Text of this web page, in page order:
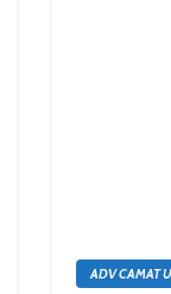
ADV CAMAT